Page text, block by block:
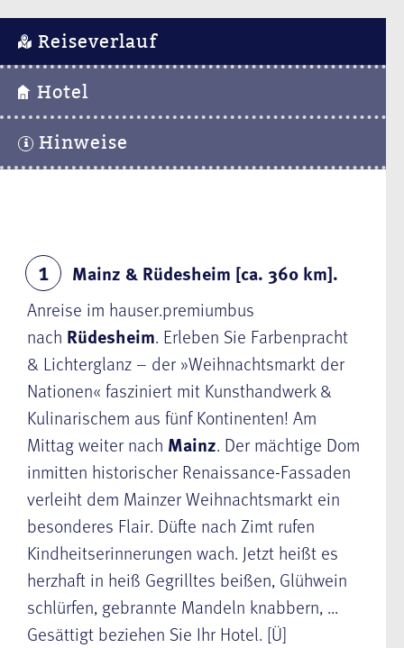
Reiseverlauf
Hotel
Hinweise
1
Mainz & Rüdesheim [ca. 360 km].
Anreise im hauser.premiumbus
nach Rüdesheim. Erleben Sie Farbenpracht
& Lichterglanz – der »Weihnachtsmarkt der
Nationen« fasziniert mit Kunsthandwerk &
Kulinarischem aus fünf Kontinenten! Am
Mittag weiter nach Mainz. Der mächtige Dom
inmitten historischer Renaissance-Fassaden
verleiht dem Mainzer Weihnachtsmarkt ein
besonderes Flair. Düfte nach Zimt rufen
Kindheitserinnerungen wach. Jetzt heißt es
herzhaft in heiß Gegrilltes beißen, Glühwein
schlürfen, gebrannte Mandeln knabbern, ...
Gesättigt beziehen Sie Ihr Hotel. [Ü]